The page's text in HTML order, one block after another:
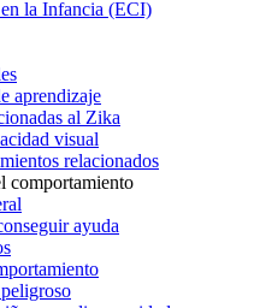
la Infancia (ECI)
aprendizaje
al Zika
visual
relacionados
comportamiento
ayuda